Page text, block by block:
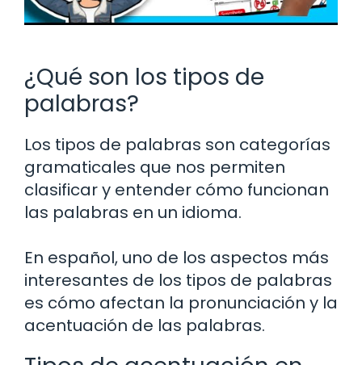
¿Qué son los tipos de
palabras?
Los tipos de palabras son categorías
gramaticales que nos permiten
clasificar y entender cómo funcionan
las palabras en un idioma.
En español, uno de los aspectos más
interesantes de los tipos de palabras
es cómo afectan la pronunciación y la
acentuación de las palabras.